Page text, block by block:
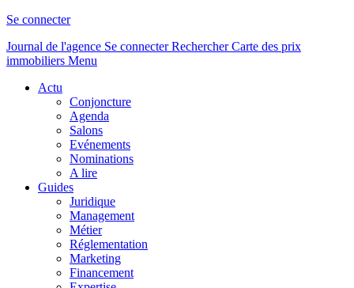
Se connecter
Journal de l'agence Se connecterRechercher Carte des prix
immobiliers Menu
Actu
Conjoncture
Agenda
Salons
Evénements
Nominations
A lire
Guides
Juridique
Management
Métier
Réglementation
Marketing
Financement